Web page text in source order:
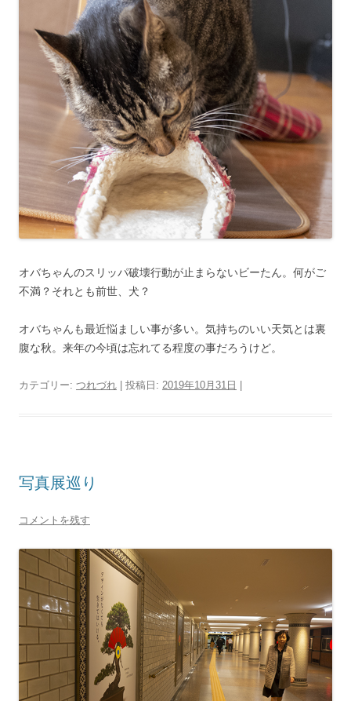
オバちゃんのスリッパ破壊行動が止まらないビーたん。何がご
不満？それとも前世、犬？
オバちゃんも最近悩ましい事が多い。気持ちのいい天気とは裏
腹な秋。来年の今頃は忘れてる程度の事だろうけど。
カテゴリー: つれづれ | 投稿日: 2019年10月31日
写真展巡り
コメントを残す